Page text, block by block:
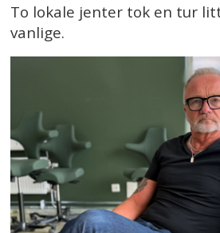
To lokale jenter tok en tur
vanlige.